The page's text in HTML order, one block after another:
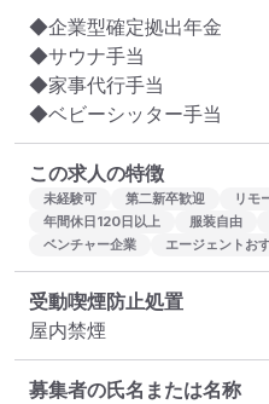
◆企業型確定拠出年⾦
◆サウナ⼿当
◆家事代⾏⼿当
◆ベビーシッター⼿当
この求人の特徴
未経験可 第二新卒歓迎 リモ
年間休日120日以上
服装自由
ベンチャー企業
エージェントお
受動喫煙防止処置
屋内禁煙
募集者の氏名または名称